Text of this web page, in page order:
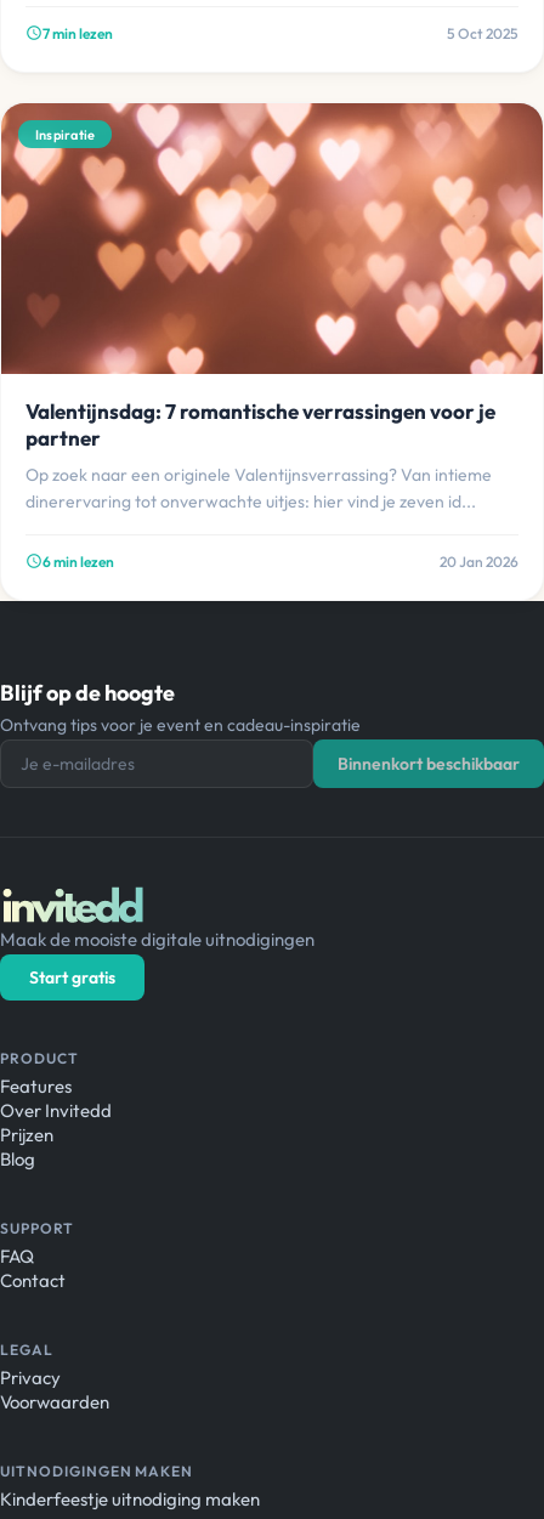
schedule7 min lezen 5 Oct 2025
Inspiratie
Valentijnsdag: 7 romantische verrassingen voor je
partner
Op zoek naar een originele Valentijnsverrassing? Van intieme
dinerervaring tot onverwachte uitjes: hier vind je zeven id...
schedule6 min lezen 20 Jan 2026
Blijf op de hoogte
Ontvang tips voor je event en cadeau-inspiratie
Je e-mailadres
Binnenkort beschikbaar
Maak de mooiste digitale uitnodigingen
Start gratis
PRODUCT
Features
Over Invitedd
Prijzen
Blog
SUPPORT
FAQ
Contact
LEGAL
Privacy
Voorwaarden
UITNODIGINGEN MAKEN
Kinderfeestje uitnodiging maken